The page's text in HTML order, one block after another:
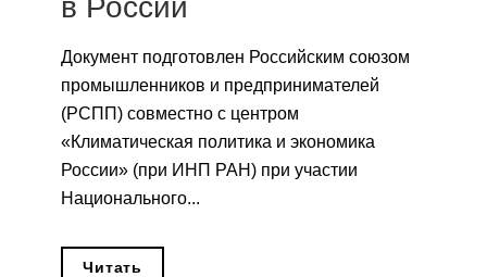
Научная жизнь
Издания
Проблемы прогнозирования
О журнале
Номера журналов
в России
Документ подготовлен Российским союзом
промышленников и предпринимателей
(РСПП) совместно с центром
«Климатическая политика и экономика
России» (при ИНП РАН) при участии
Национального...
Читать